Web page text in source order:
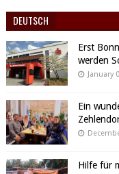
DEUTSCH
Erst
werden
January
Ein
Hilfe für